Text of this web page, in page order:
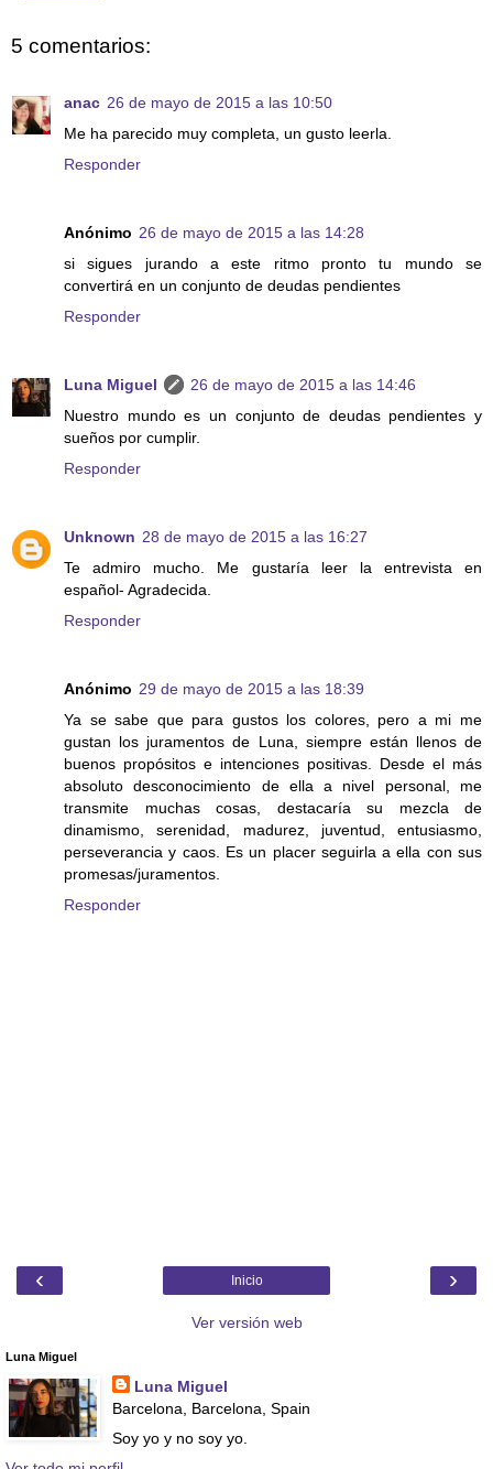
5 comentarios:
anac 26 de mayo de 2015 a las 10:50
Me ha parecido muy completa, un gusto leerla.
Responder
Anónimo 26 de mayo de 2015 a las 14:28
si sigues jurando a este ritmo pronto tu mundo se
convertirá en un conjunto de deudas pendientes
Responder
Luna Miguel
26 de mayo de 2015 a las 14:46
Nuestro mundo es un conjunto de deudas pendientes y
sueños por cumplir.
Responder
Unknown 28 de mayo de 2015 a las 16:27
Te admiro mucho. Me gustaría leer la entrevista en
español- Agradecida.
Responder
Anónimo 29 de mayo de 2015 a las 18:39
Ya se sabe que para gustos los colores, pero a mi me
gustan los juramentos de Luna, siempre están llenos de
buenos propósitos e intenciones positivas. Desde el más
absoluto desconocimiento de ella a nivel personal, me
transmite muchas cosas, destacaría su mezcla de
dinamismo, serenidad, madurez, juventud, entusiasmo,
perseverancia y caos. Es un placer seguirla a ella con sus
promesas/juramentos.
Responder
‹ ›
Inicio
Ver versión web
Luna Miguel
Luna Miguel
Barcelona, Barcelona, Spain
Soy yo y no soy yo.